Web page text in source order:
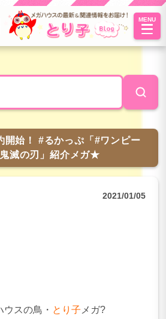
開始！ #るかっぷ「#ワンピー
滅の刃」紹介メガ★
2021/01/05
スの鳥・ とり子メガ?
MENU